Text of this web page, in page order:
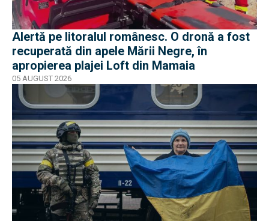
Alertă pe litoralul românesc. O dronă a fost
recuperată din apele Mării Negre, în
apropierea plajei Loft din Mamaia
05 AUGUST 2026